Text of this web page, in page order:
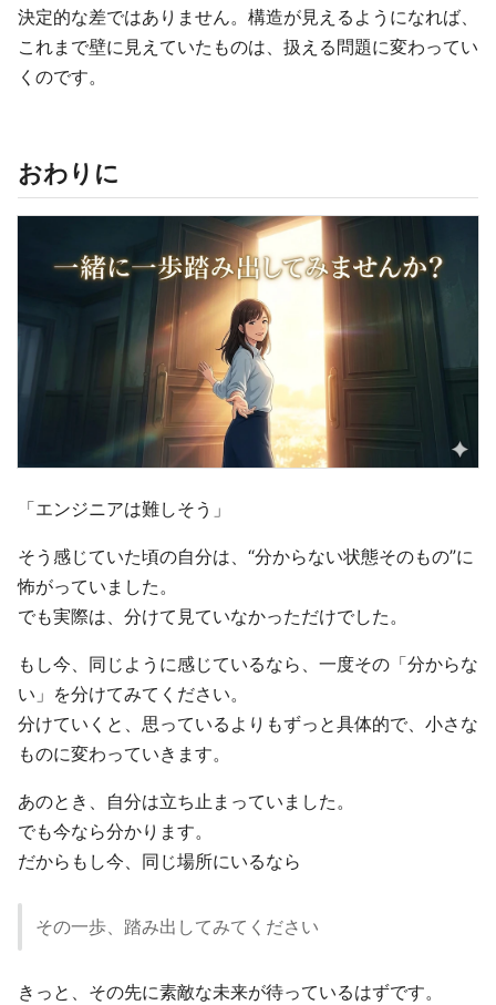
決定的な差ではありません。構造が見えるようになれば、
これまで壁に見えていたものは、扱える問題に変わってい
くのです。
おわりに
「エンジニアは難しそう」
そう感じていた頃の自分は、“分からない状態そのもの”に
怖がっていました。
でも実際は、分けて見ていなかっただけでした。
もし今、同じように感じているなら、一度その「分からな
い」を分けてみてください。
分けていくと、思っているよりもずっと具体的で、小さな
ものに変わっていきます。
あのとき、自分は立ち止まっていました。
でも今なら分かります。
だからもし今、同じ場所にいるなら
その一歩、踏み出してみてください
きっと、その先に素敵な未来が待っているはずです。